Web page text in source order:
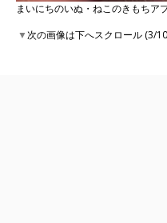
まいにちのいぬ・ねこのきもちア
▼次の画像は下へスクロール (3/